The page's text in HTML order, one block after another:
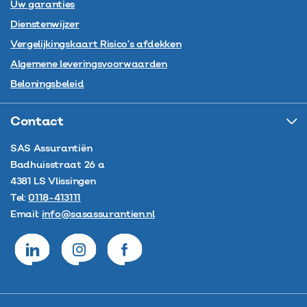
Uw garanties
Dienstenwijzer
Vergelijkingskaart Risico’s afdekken
Algemene leveringsvoorwaarden
Beloningsbeleid
Contact
SAS Assurantiën
Badhuisstraat 26 a
4381 LS Vlissingen
Tel:0118-413111
Email: info@sasassurantien.nl